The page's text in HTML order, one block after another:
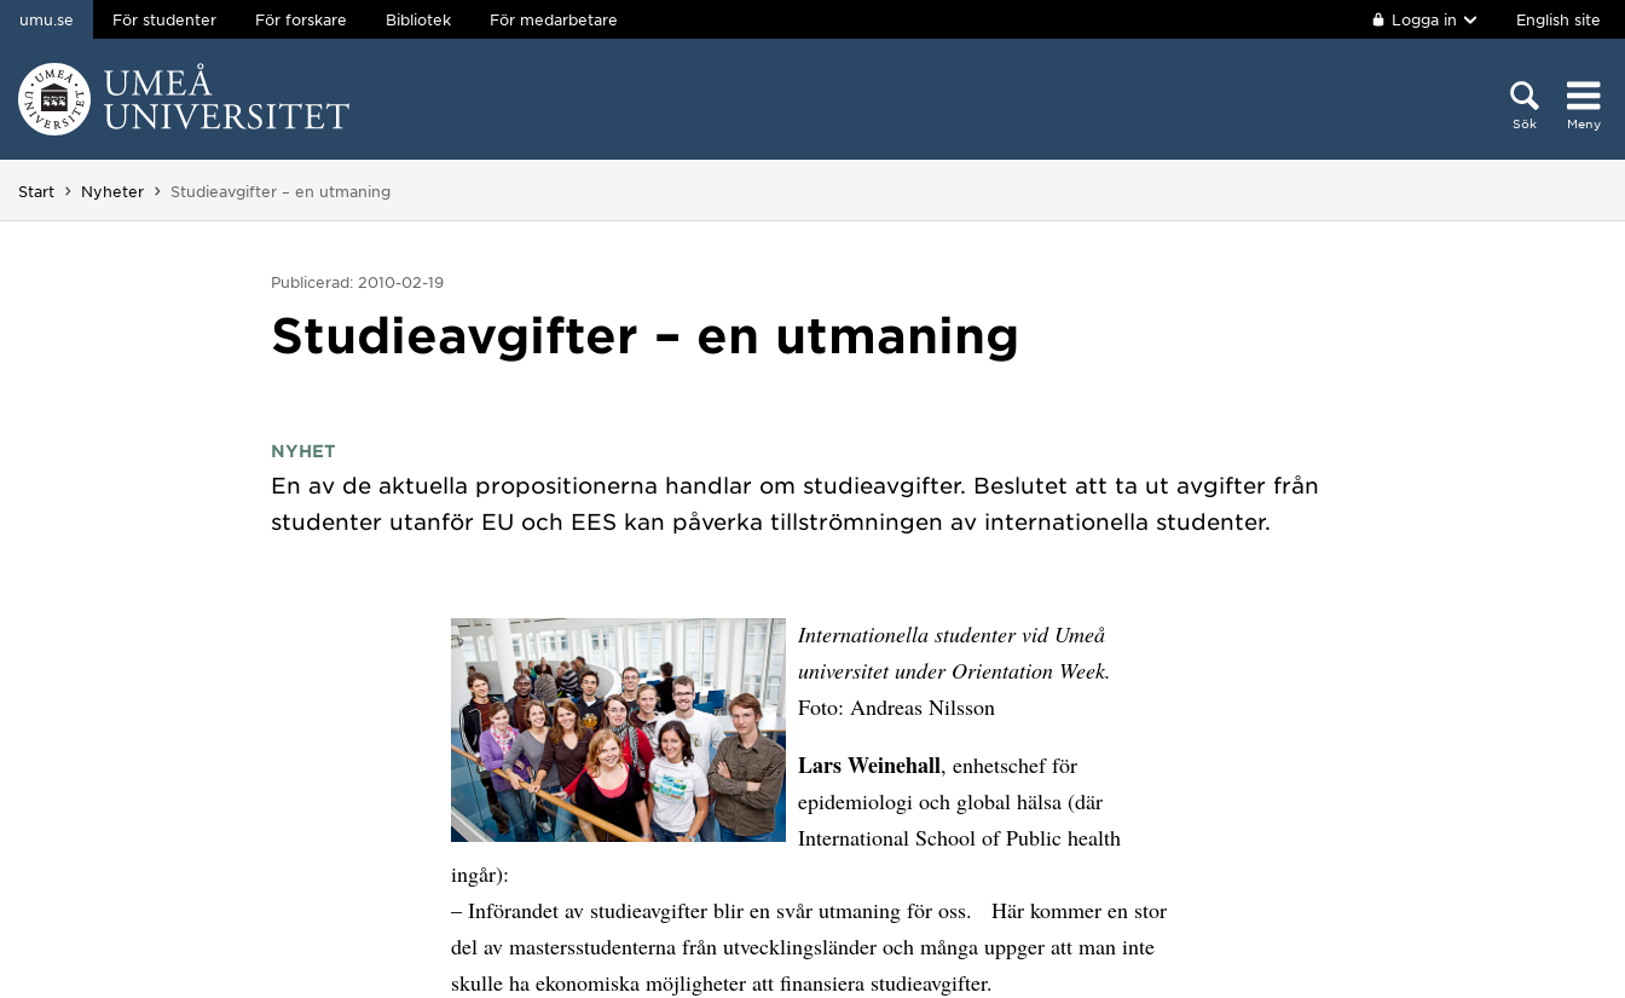
Hoppa direkt till innehållet
umu.se För studenter För forskare Bibliotek För medarbetare Logga in English site
Sök Meny
Start Nyheter Du är här:
Studieavgifter – en utmaning
Publicerad: 2010-02-19
Studieavgifter – en utmaning
NYHET
En av de aktuella propositionerna handlar om studieavgifter. Beslutet att ta ut avgifter från
Internationella studenter vid Umeå
universitet under Orientation Week.
Foto: Andreas Nilsson
Lars Weinehall, enhetschef för
epidemiologi och global hälsa (där
International School of Public health
ingår):
– Införandet av studieavgifter blir en svår utmaning för oss. Här kommer en stor
del av mastersstudenterna från utvecklingsländer och många uppger att man inte
skulle ha ekonomiska möjligheter att finansiera studieavgifter.